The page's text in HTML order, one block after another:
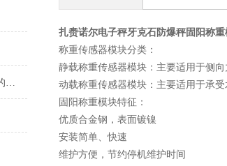
电子磅秤,电子汽车衡,电子地磅的维修流程
扎赉诺尔电子秤牙克石防爆秤固阳称重
称重传感器模块分类：
静载称重传感器模块：主要适用于侧
动载称重传感器模块：主要适用于承
固阳称重模块特征：
优质合金钢，表面镀镍
安装简单、快速
维护方便，节约停机维护时间